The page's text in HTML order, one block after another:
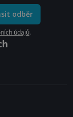
odběr
údajů.